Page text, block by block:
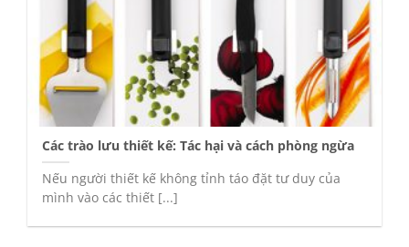
Các trào lưu thiết kế: Tác hại và cách phòng ngừa
Nếu người thiết kế không tỉnh táo đặt tư duy của
mình vào các thiết [...]